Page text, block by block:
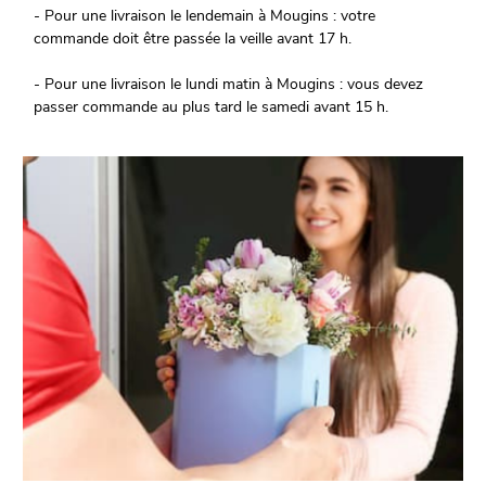
- Pour une livraison le lendemain à Mougins : votre
commande doit être passée la veille avant 17 h.
- Pour une livraison le lundi matin à Mougins : vous devez
passer commande au plus tard le samedi avant 15 h.